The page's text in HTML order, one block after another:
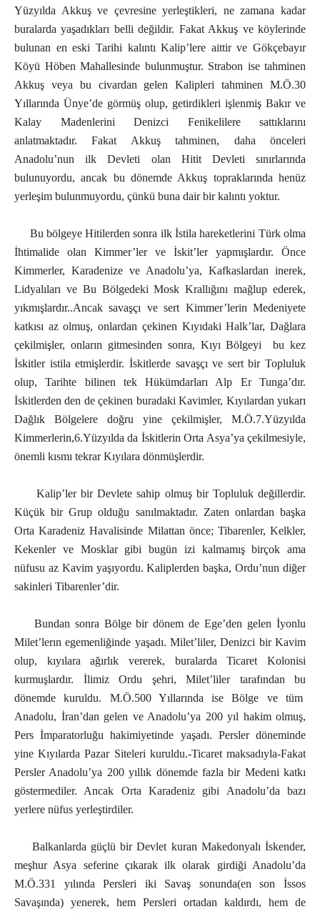
Yüzyılda Akkuş ve çevresine yerleştikleri, ne zamana kadar
buralarda yaşadıkları belli değildir. Fakat Akkuş ve köylerinde
bulunan en eski Tarihi kalıntı Kalip’lere aittir ve Gökçebayır
Köyü Höben Mahallesinde bulunmuştur. Strabon ise tahminen
Akkuş veya bu civardan gelen Kalipleri tahminen M.Ö.30
Yıllarında Ünye’de görmüş olup, getirdikleri işlenmiş Bakır ve
Kalay Madenlerini Denizci Fenikelilere sattıklarını
anlatmaktadır. Fakat Akkuş tahminen, daha önceleri
Anadolu’nun ilk Devleti olan Hitit Devleti sınırlarında
bulunuyordu, ancak bu dönemde Akkuş topraklarında henüz
yerleşim bulunmuyordu, çünkü buna dair bir kalıntı yoktur.
Bu bölgeye Hitilerden sonra ilk İstila hareketlerini Türk olma
İhtimalide olan Kimmer’ler ve İskit’ler yapmışlardır. Önce
Kimmerler, Karadenize ve Anadolu’ya, Kafkaslardan inerek,
Lidyalıları ve Bu Bölgedeki Mosk Krallığını mağlup ederek,
yıkmışlardır..Ancak savaşçı ve sert Kimmer’lerin Medeniyete
katkısı az olmuş, onlardan çekinen Kıyıdaki Halk’lar, Dağlara
çekilmişler, onların gitmesinden sonra, Kıyı Bölgeyi bu kez
İskitler istila etmişlerdir. İskitlerde savaşçı ve sert bir Topluluk
olup, Tarihte bilinen tek Hükümdarları Alp Er Tunga’dır.
İskitlerden den de çekinen buradaki Kavimler, Kıyılardan yukarı
Dağlık Bölgelere doğru yine çekilmişler, M.Ö.7.Yüzyılda
Kimmerlerin,6.Yüzyılda da İskitlerin Orta Asya’ya çekilmesiyle,
önemli kısmı tekrar Kıyılara dönmüşlerdir.
Kalip’ler bir Devlete sahip olmuş bir Topluluk değillerdir.
Küçük bir Grup olduğu sanılmaktadır. Zaten onlardan başka
Orta Karadeniz Havalisinde Milattan önce; Tibarenler, Kelkler,
Kekenler ve Mosklar gibi bugün izi kalmamış birçok ama
nüfusu az Kavim yaşıyordu. Kaliplerden başka, Ordu’nun diğer
sakinleri Tibarenler’dir.
Bundan sonra Bölge bir dönem de Ege’den gelen İyonlu
Milet’lerın egemenliğinde yaşadı. Milet’liler, Denizci bir Kavim
olup, kıyılara ağırlık vererek, buralarda Ticaret Kolonisi
kurmuşlardır. İlimiz Ordu şehri, Milet’liler tarafından bu
dönemde kuruldu. M.Ö.500 Yıllarında ise Bölge ve tüm
Anadolu, İran’dan gelen ve Anadolu’ya 200 yıl hakim olmuş,
Pers İmparatorluğu hakimiyetinde yaşadı. Persler döneminde
yine Kıyılarda Pazar Siteleri kuruldu.-Ticaret maksadıyla-Fakat
Persler Anadolu’ya 200 yıllık dönemde fazla bir Medeni katkı
göstermediler. Ancak Orta Karadeniz gibi Anadolu’da bazı
yerlere nüfus yerleştirdiler.
Balkanlarda güçlü bir Devlet kuran Makedonyalı İskender,
meşhur Asya seferine çıkarak ilk olarak girdiği Anadolu’da
M.Ö.331 yılında Persleri iki Savaş sonunda(en son İssos
Savaşında) yenerek, hem Persleri ortadan kaldırdı, hem de